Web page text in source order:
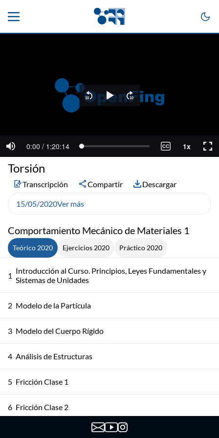
Comportamiento Mecánico de Materiales 1
Teórico 2020 Ejercicios 2020 Práctico 2020
1 Introducción al Curso. Principios, Leyes Fundamentales y
Sistemas de Unidades
2 Modelo de la Partícula
3 Modelo del Cuerpo Rígido
4 Análisis de Estructuras
5 Fricción Clase 1
6 Fricción Clase 2
Torsión
Transcripción Compartir Descargar
15/05/2020Ver más